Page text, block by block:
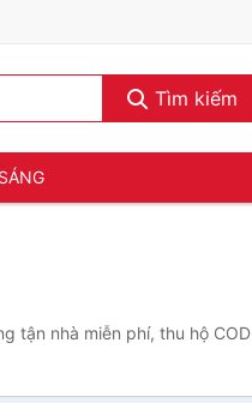
Tìm kiếm
tận nhà miễn phí, thu hộ COD